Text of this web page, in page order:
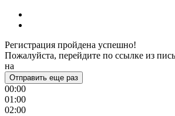
Регистрация пройдена успешно!
Пожалуйста, перейдите по ссылке из
на
Отправить еще раз
00:00
01:00
02:00